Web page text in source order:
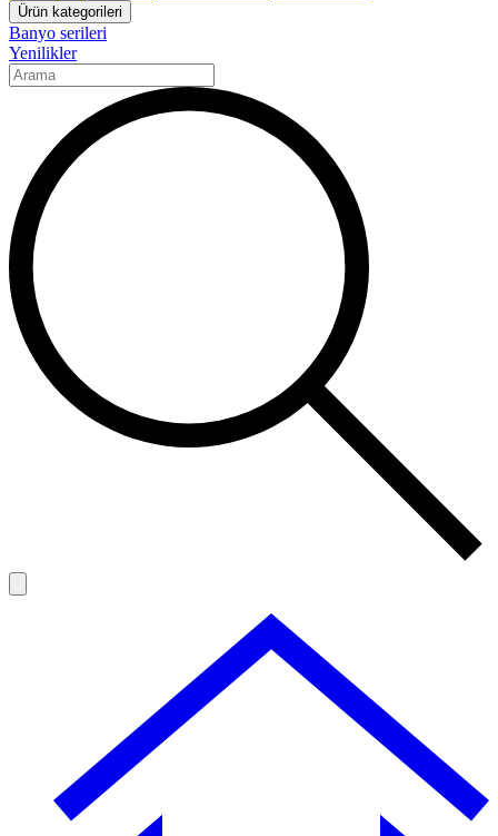
Ürün kategorileri
Banyo serileri
Yenilikler